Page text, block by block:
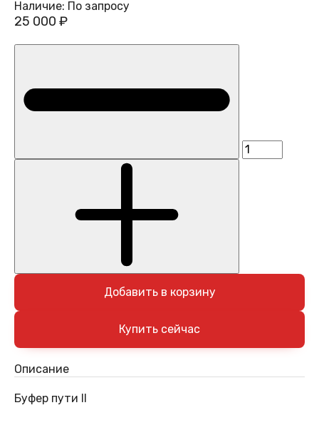
Наличие: По запросу
25 000 ₽
Добавить в корзину
Описание
Буфер пути II